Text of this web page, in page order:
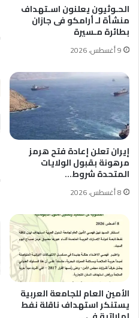
الحـوثيون يعلنون اسـتهداف
منشأة لـ أرامكو فى جازان
بطائرة مـسيرة
9 أغسطس، 2026
إيران تعلن إعادة فتح هرمز
مرهونة بقبول الولايات
المتحدة شروط…
8 أغسطس، 2026
الأمين العام للجامعة العربية
يستنكر استهداف ناقلة نفط